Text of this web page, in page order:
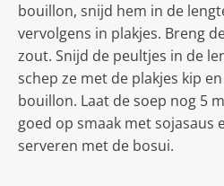
bouillon, snijd hem in de
vervolgens in plakjes. Breng
zout. Snijd de peultjes in de
schep ze met de plakjes kip
bouillon. Laat de soep nog 5
goed op smaak met sojasaus
serveren met de bosui.